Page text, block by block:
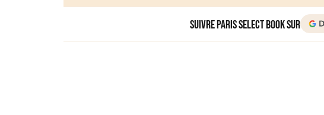
Suivre Paris Select Book sur